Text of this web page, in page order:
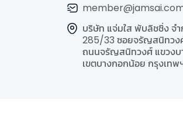
บริษัท แจ่มใส พับลิชชิ่ง จ
285/33 ซอยจรัญสนิทวง
ถนนจรัญสนิทวงศ์ แขวงบ
เขตบางกอกน้อย กรุงเทพ